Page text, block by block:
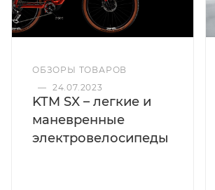
ОБЗОРЫ ТОВАРОВ
— 24.07.2023
KTM SX – легкие и
маневренные
электровелосипеды